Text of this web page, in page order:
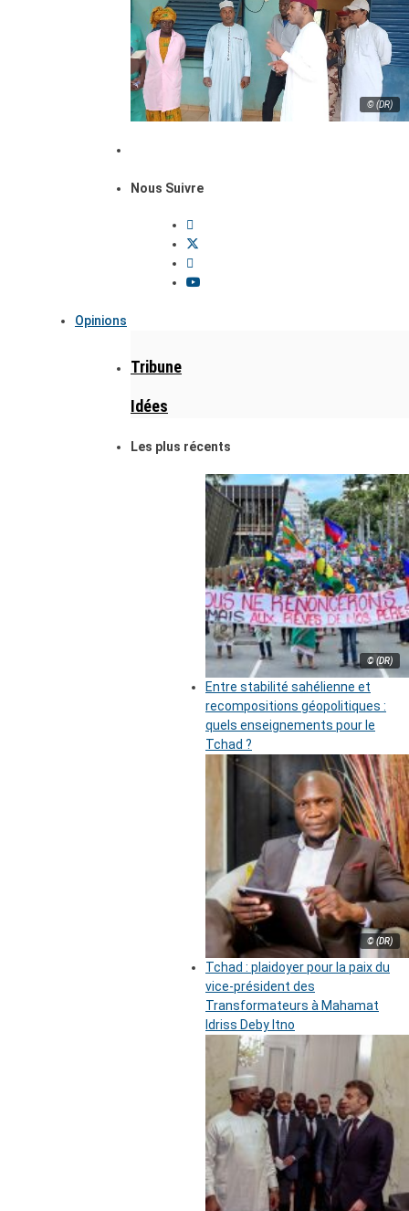
© (DR)
Nous Suivre
Opinions
Tribune
Idées
Les plus récents
© (DR)
Entre stabilité sahélienne et
recompositions géopolitiques :
quels enseignements pour le
Tchad ?
© (DR)
Tchad : plaidoyer pour la paix du
vice-président des
Transformateurs à Mahamat
Idriss Deby Itno